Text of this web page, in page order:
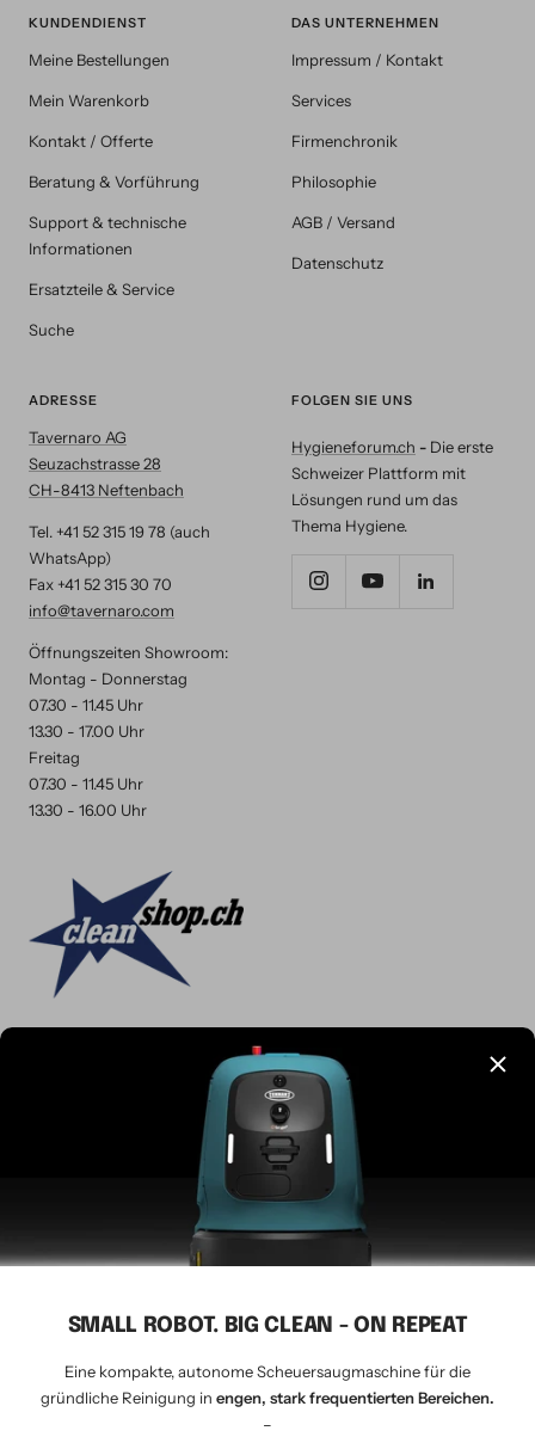
SMALL ROBOT. BIG CLEAN - ON REPEAT
Eine kompakte, autonome Scheuersaugmaschine für die
gründliche Reinigung in engen, stark frequentierten Bereichen.
–
KUNDENDIENST
Meine Bestellungen
Mein Warenkorb
Kontakt / Offerte
Beratung & Vorführung
Support & technische
Informationen
Ersatzteile & Service
Suche
DAS UNTERNEHMEN
Impressum / Kontakt
Services
Firmenchronik
Philosophie
AGB / Versand
Datenschutz
ADRESSE
Tavernaro AG
Seuzachstrasse 28
CH-8413 Neftenbach
Tel. +41 52 315 19 78 (auch
WhatsApp)
Fax +41 52 315 30 70
info@tavernaro.com
Öffnungszeiten Showroom:
Montag - Donnerstag
07.30 - 11.45 Uhr
13.30 - 17.00 Uhr
Freitag
07.30 - 11.45 Uhr
13.30 - 16.00 Uhr
FOLGEN SIE UNS
Hygieneforum.ch - Die erste
Schweizer Plattform mit
Lösungen rund um das
Thema Hygiene.
© 2026 Tavernaro AG - seit 1924